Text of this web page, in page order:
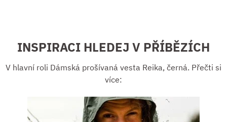
INSPIRACI HLEDEJ V PŘÍBĚZÍCH
V hlavní roli Dámská prošívaná vesta Reika, černá. Přečti si
více: